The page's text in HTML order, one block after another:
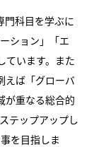
門科目を学ぶに
ション」「エ
ています。また
えば「グローバ
が重なる総合的
テップアップし
を目指しま